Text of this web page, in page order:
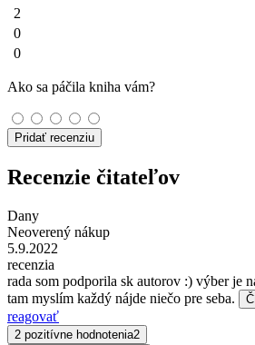
2
0
0
Ako sa páčila kniha vám?
Pridať recenziu
Recenzie čitateľov
Dany
Neoverený nákup
5.9.2022
recenzia
rada som podporila sk autorov :) výber je
tam myslím každý nájde niečo pre seba.
reagovať
2 pozitívne hodnotenia2